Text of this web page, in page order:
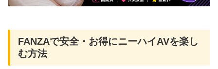
FANZAで安全・お得にニーハイAVを楽し
む方法